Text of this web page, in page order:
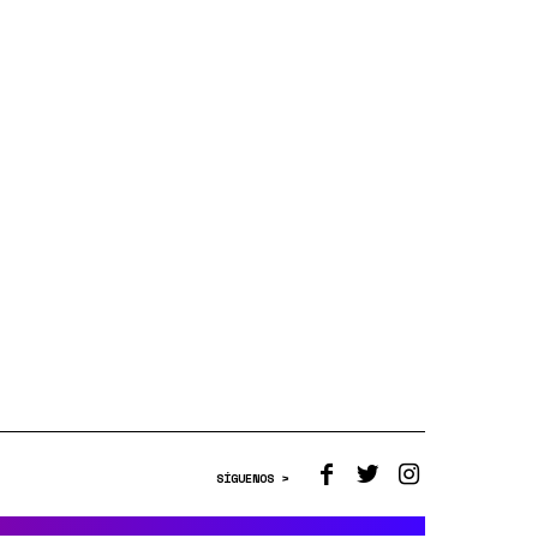
SÍGUENOS >